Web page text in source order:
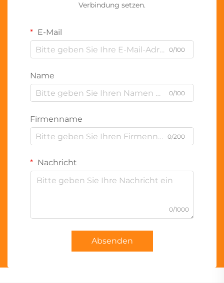
Verbindung setzen.
E-Mail
0/100
Name
0/100
Firmenname
0/200
Nachricht
0/1000
Absenden